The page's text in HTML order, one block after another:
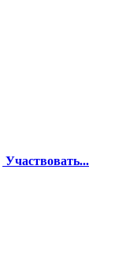
Участвовать...